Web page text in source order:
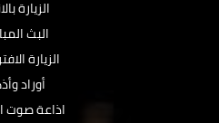
الزيارة
البث
الزيارة
أوراد
اذاعة صوت